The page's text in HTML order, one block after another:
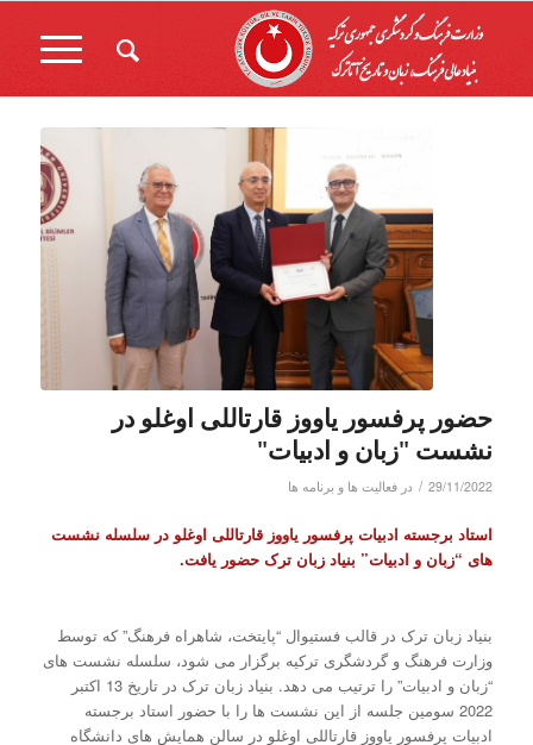
حضور پرفسور یاووز قارتاللی اوغلو در
نشست "زبان و ادبیات"
29/11/2022
/ در فعالیت ها و برنامه ها
استاد برجسته ادبیات پرفسور یاووز قارتاللی اوغلو در سلسله نشست
های “زبان و ادبیات” بنیاد زبان ترک حضور یافت.
بنیاد زبان ترک در قالب فستیوال “پایتخت، شاهراه فرهنگ” که توسط
وزارت فرهنگ و گردشگری ترکیه برگزار می شود، سلسله نشست های
“زبان و ادبیات” را ترتیب می دهد. بنیاد زبان ترک در تاریخ 13 اکتبر
2022 سومین جلسه از این نشست ها را با حضور استاد برجسته
ادبیات پرفسور یاووز قارتاللی اوغلو در سالن همایش های دانشگاه